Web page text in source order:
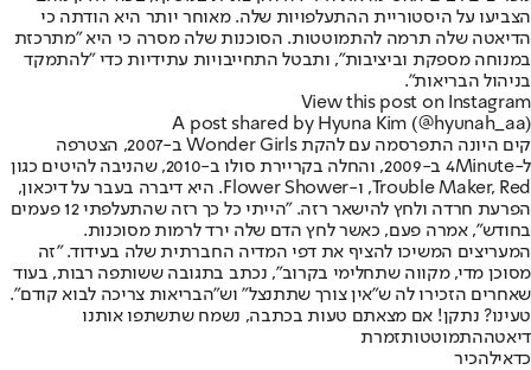
הצביעו על היסטוריית ההתעלפויות שלה. מאוחר יותר היא הודתה כי
הדיאטה שלה תרמה להתמוטטות. הסוכנות שלה מסרה כי היא "מתרכזת
במנוחה מספקת וביציבות", ותבטל התחייבויות עתידיות כדי "להתמקד
בניהול הבריאות".
View this post on Instagram
A post shared by Hyuna Kim (@hyunah_aa)
קים היונה התפרסמה עם להקת Wonder Girls ב-2007, הצטרפה
ל-4Minute ב-2009, והחלה בקריירת סולו ב-2010, שהניבה להיטים כגון
Trouble Maker, Red, ו-Flower Shower. היא דיברה בעבר על דיכאון,
הפרעת חרדה ולחץ להישאר רזה. "הייתי כל כך רזה שהתעלפתי 12 פעמים
בחודש", אמרה פעם, כאשר לחץ הדם שלה ירד לרמות מסוכנות.
המעריצים המשיכו להציף את דפי המדיה החברתית שלה בעידוד. "זה
מסוכן מדי, מקווה שתחלימי בקרוב", נכתב בתגובה ששותפה רבות, בעוד
שאחרים הזכירו לה ש"אין צורך שתתנצל" וש"הבריאות צריכה לבוא קודם".
טעינו? נתקן! אם מצאתם טעות בכתבה, נשמח שתשתפו אותנו
דיאטההתמוטטותזמרת
כדאילהכיר